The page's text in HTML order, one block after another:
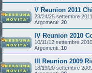
V Reunion 2011
23/24/25 settembre 2011
Argomenti: 20
IV Reunion 2010
10/11/12 settembre 2010
Argomenti: 10
III Reunion 2009
18/19/20 settembre